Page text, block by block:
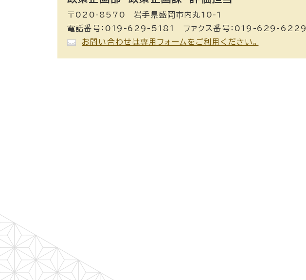
〒020-8570 岩手県盛岡市内丸10-1
電話番号：019-629-5181 ファクス番号：019-629-6229
お問い合わせは専用フォームをご利用ください。